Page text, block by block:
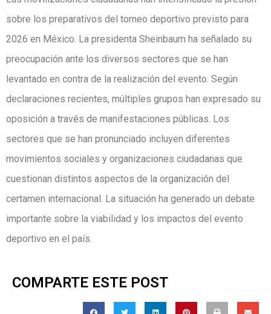
sobre los preparativos del torneo deportivo previsto para
2026 en México. La presidenta Sheinbaum ha señalado su
preocupación ante los diversos sectores que se han
levantado en contra de la realización del evento. Según
declaraciones recientes, múltiples grupos han expresado su
oposición a través de manifestaciones públicas. Los
sectores que se han pronunciado incluyen diferentes
movimientos sociales y organizaciones ciudadanas que
cuestionan distintos aspectos de la organización del
certamen internacional. La situación ha generado un debate
importante sobre la viabilidad y los impactos del evento
deportivo en el país.
COMPARTE ESTE POST